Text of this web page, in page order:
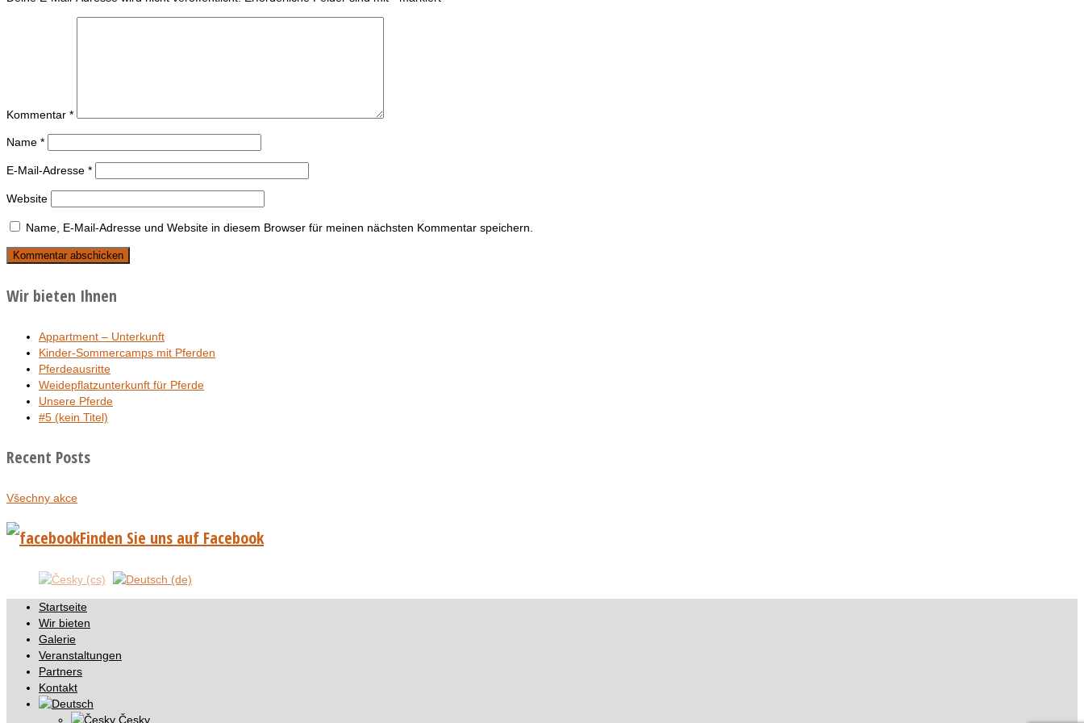
Kommentar *
Name *
E-Mail-Adresse *
Website
Name, E-Mail-Adresse und Website in diesem Browser für meinen nächsten Kommentar speichern.
Wir bieten Ihnen
Appartment – Unterkunft
Kinder-Sommercamps mit Pferden
Pferdeausritte
Weidepflatzunterkunft für Pferde
Unsere Pferde
#5 (kein Titel)
Recent Posts
Všechny akce
Finden Sie uns auf Facebook
Startseite
Wir bieten
Galerie
Veranstaltungen
Partners
Kontakt
Česky